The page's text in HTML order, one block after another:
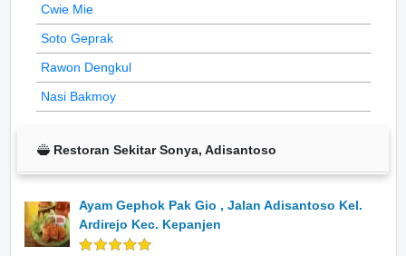
Cwie Mie
Soto Geprak
Rawon Dengkul
Nasi Bakmoy
Restoran Sekitar Sonya, Adisantoso
Ayam Gephok Pak Gio , Jalan Adisantoso Kel.
Ardirejo Kec. Kepanjen